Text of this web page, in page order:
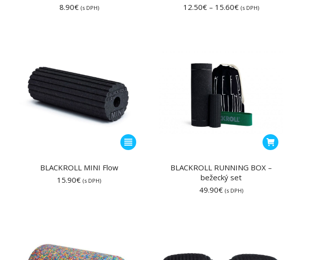
8.90€ (s DPH)
12.50€ – 15.60€Price
(s DPH)
Tento
produkt
BLACKROLL MINI Flow
15.90€ (s DPH)
BLACKROLL RUNNING BOX –
bežecký set
49.90€ (s DPH)